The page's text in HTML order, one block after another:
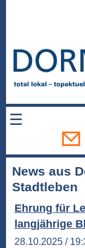
☰
News aus
Stadtleben
Ehrung für
langjährige
28.10.2025 /